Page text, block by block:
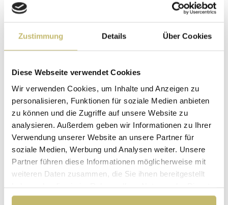
Zustimmung Details Über Cookies
Diese Webseite verwendet Cookies
Wir verwenden Cookies, um Inhalte und Anzeigen zu
personalisieren, Funktionen für soziale Medien anbieten
zu können und die Zugriffe auf unsere Website zu
analysieren. Außerdem geben wir Informationen zu Ihrer
Verwendung unserer Website an unsere Partner für
soziale Medien, Werbung und Analysen weiter. Unsere
Partner führen diese Informationen möglicherweise mit
weiteren Daten zusammen, die Sie ihnen bereitgestellt
gesammelt haben.
Hochwertige
Materialien
Herstellerpreis
ohne
Zwischenhändler
Kundenbetreuung
mit bester
Bewertung
Gut verpackt für
beschädigungsfreie
Lieferung
Designed in
Germany
1 Monat risikofreies
Rückgaberecht